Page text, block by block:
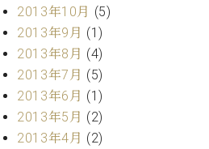
ログ Die
Musikgasse（音
楽の小道）
2013年10月 (5)
2013年9月 (1)
2013年8月 (4)
2013年7月 (5)
2013年6月 (1)
2013年5月 (2)
2013年4月 (2)